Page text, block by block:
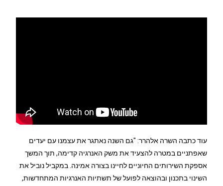
עוד כתבה השרה אלהרר: "גם השנה נאתגר את עצמנו עם יעדים
שאפתניים במטרה להצעיד את משק האנרגיה קדימה, תוך המשך
אספקת השירותים החיוניים לחיינו בצורה אמינה. במקביל נוביל את
השינוי בתכנון ובהוצאה לפועל של תשתיות האנרגיות המתחדשות,